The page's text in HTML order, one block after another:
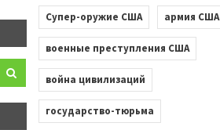
Супер-оружие США армия США
военные преступления США
война цивилизаций
государство-тюрьма